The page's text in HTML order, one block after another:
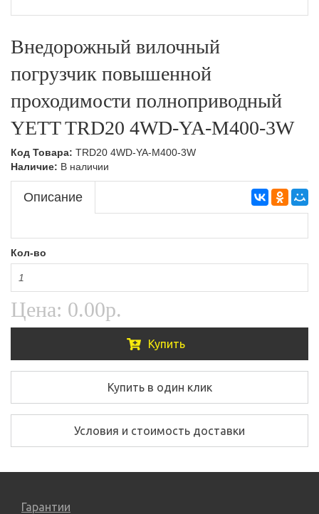
Тележки с весами,Складская техника
Самоходные штабелеры
Самоходные штабелеры,Складская техника
Электроштабелеры,Складская техника
Внедорожный вилочный
погрузчик повышенной
проходимости полноприводный
YETT TRD20 4WD-YA-M400-3W
Код Товара: TRD20 4WD-YA-M400-3W
Наличие: В наличии
Описание
Кол-во
Цена: 0.00р.
Купить
Купить в один клик
Условия и стоимость доставки
Гарантии